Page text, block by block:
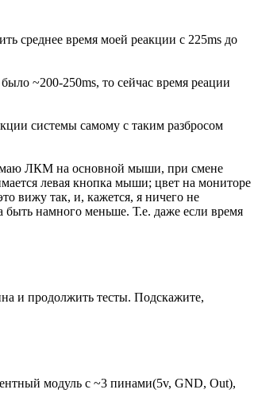
среднее время моей реакции с 225ms до
~200-250ms, то сейчас время реации
системы самому с таким разбросом
ЛКМ на основной мыши, при смене
левая кнопка мыши; цвет на мониторе
вижу так, и, кажется, я ничего не
быть намного меньше. Т.е. даже если время
и продолжить тесты. Подскажите,
модуль с ~3 пинами(5v, GND, Out),